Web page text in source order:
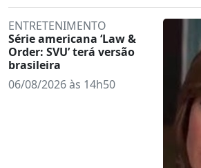
ENTRETENIMENTO
Série americana ‘Law &
Order: SVU’ terá versão
brasileira
06/08/2026 às 14h50